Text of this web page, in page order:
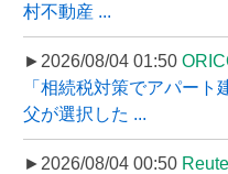
村不動産 ...
►2026/08/04 01:50
「相続税対策でアパー
父が選択した ...
►2026/08/04 00:50